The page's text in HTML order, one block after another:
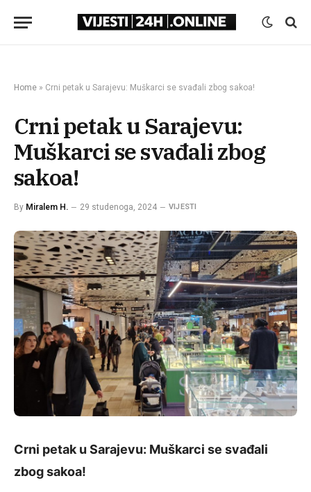
Home » Crni petak u Sarajevu: Muškarci se svađali zbog sakoa!
Crni petak u Sarajevu:
Muškarci se svađali zbog
sakoa!
By Miralem H. 29 studenoga, 2024 VIJESTI
Crni petak u Sarajevu: Muškarci se svađali
zbog sakoa!